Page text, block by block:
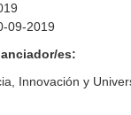
09-2019
es:
Innovación y